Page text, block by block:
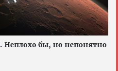
Неплохо бы, но непонятно